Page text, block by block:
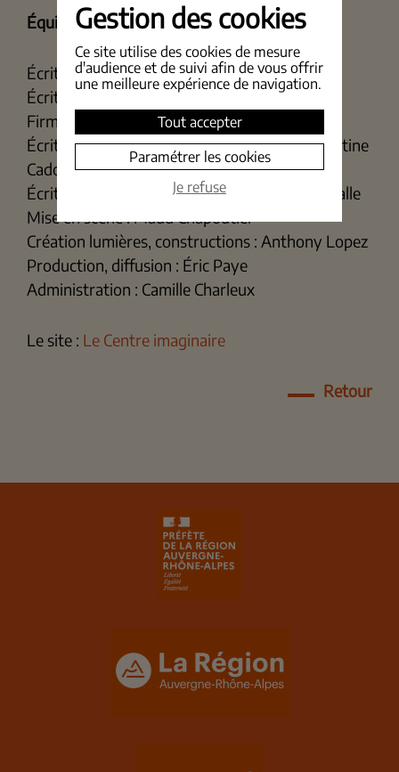
Équipe de création :
Écriture, jeu : Jean-Baptiste Sugier
Écriture, création sonore, sonore : Christina
Firmino
Écriture, manipulation, scénographie : Clémentine
Cadoret
Écriture, composition musicale, jeu : Fanny Vialle
Mise en scène : Maud Chapoutier
Création lumières, constructions : Anthony Lopez
Production, diffusion : Éric Paye
Administration : Camille Charleux
Le site : Le Centre imaginaire
Retour
Gestion des cookies
Ce site utilise des cookies de mesure
d'audience et de suivi afin de vous offrir
une meilleure expérience de navigation.
Tout accepter
Paramétrer les cookies
Je refuse